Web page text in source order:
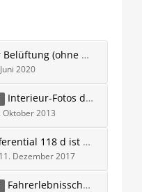
Temperatur Belüftung (ohne Klima) zu hoch
2020
Interieur-Fotos des 2er BMW F22 / F23
Oktober 2013
welches Differential 118 d ist das
11. Dezember 2017
Fahrerlebnisschalter inkl. EcoPro-Modus auch im 2er Coupé F22?